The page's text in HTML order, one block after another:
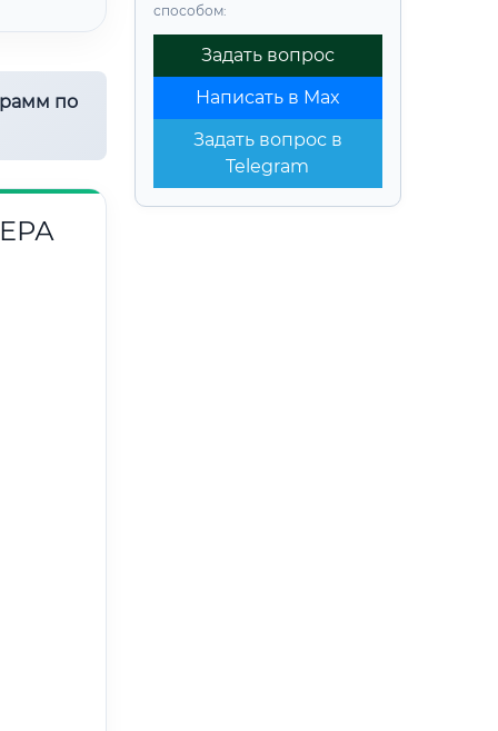
способом:
Задать вопрос
Написать в Max
Задать вопрос в
Telegram
по